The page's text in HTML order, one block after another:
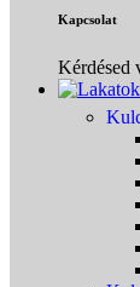
Kapcsolat
Kérdésed